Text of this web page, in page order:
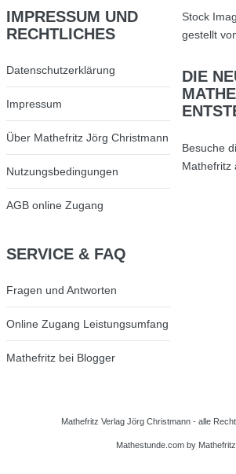
IMPRESSUM UND
RECHTLICHES
Datenschutzerklärung
Impressum
Über Mathefritz Jörg Christmann
Nutzungsbedingungen
AGB online Zugang
SERVICE& FAQ
Fragen und Antworten
Online Zugang Leistungsumfang
Mathefritz bei Blogger
Stock
gestellt
DIE
Besuche
Mathefritz
Mathefritz Verlag Jörg Christmann - alle
Mathestunde.comby Mathefritz